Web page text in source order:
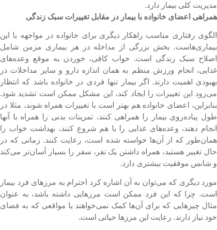
کلی بیمار دارد.
اعضای خانواده با بیمار در مقابل تغییرات سبک زندگی
رفتاری مناسب راهکار دیگری برای خانواده در مواجهه با این
بخش بزرگی از مداخله در هر بیماری مزمن شامل
سبک زندگی است. خواب کافی، خوردن به موقع وعده‌های
انجام ورزش منظم به همان اندازه دارو و سایر مداخلات در
اهمیت دارند. اگر بیمار تنها فردی در خانواده باشد که انتظار
این تغییرات را ایجاد کند، این مشکل ممکن است تشدید شود.
اعضای خانواده هم بهتر است با تغییرات همراه شوند، مثلا در
پیاده‌روی بیمار را همراهی کنند، تمرینات بدنی را همراه با آنها
دهند، وعده‌های غذایی را با هم شروع کنند، بهداشت خواب را
که از آن‌ها خواسته شده است، رعایت کنند. زمانی که در
تغییر هستید، همراه داشتن یک نفر، سفر را بسیار آسان‌تر می‌کند
شانس موفقیت بیشتری دارد.
دیگری که می‌توان به آن اشاره کرد احترام به مرزهای فرد بیمار
چرا که این فرد ممکن است مرزهایی داشته باشد، به عنوان
چیزهایی که برای آن‌ها کمک نمی‌خواهند یا مواقعی که به فضای
نیاز دارند. رعایت این مرزها حیاتی است.